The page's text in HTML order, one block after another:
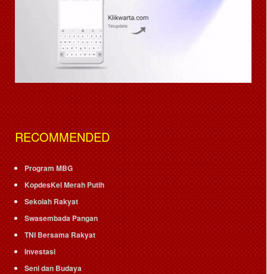
RECOMMENDED
Program MBG
KopdesKel Merah Putih
Sekolah Rakyat
Swasembada Pangan
TNI Bersama Rakyat
Investasi
Seni dan Budaya